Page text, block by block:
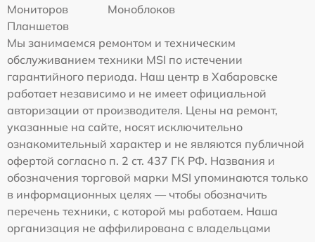
Мониторов
Моноблоков
Планшетов
Мы занимаемся ремонтом и техническим
обслуживанием техники MSI по истечении
гарантийного периода. Наш центр в Хабаровске
работает независимо и не имеет официальной
авторизации от производителя. Цены на ремонт,
указанные на сайте, носят исключительно
ознакомительный характер и не являются публичной
офертой согласно п. 2 ст. 437 ГК РФ. Названия и
обозначения торговой марки MSI упоминаются только
в информационных целях — чтобы обозначить
перечень техники, с которой мы работаем. Наша
организация не аффилирована с владельцами